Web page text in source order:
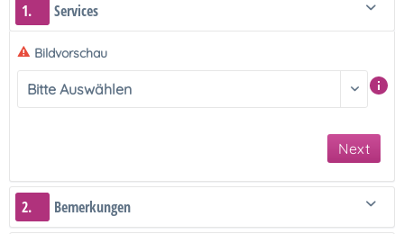
1. Services
Bildvorschau
Next
2. Bemerkungen